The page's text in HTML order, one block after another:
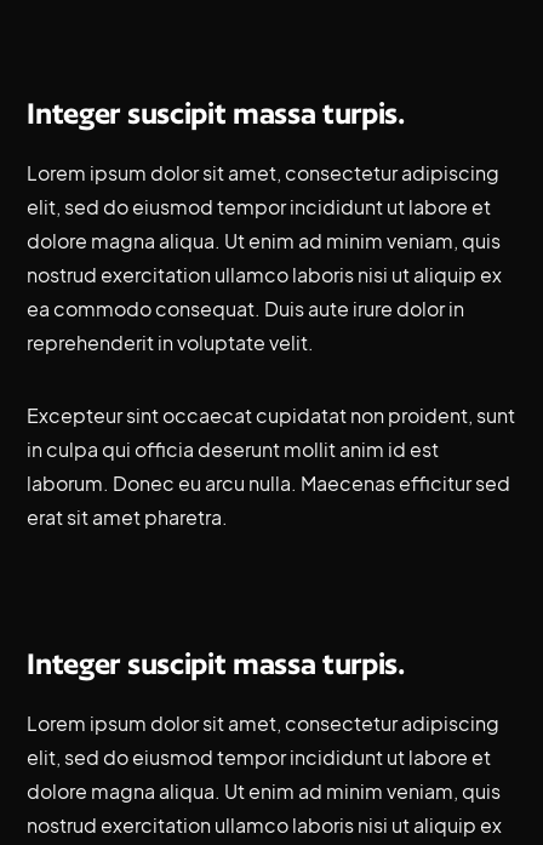
Integer suscipit massa turpis.
Lorem ipsum dolor sit amet, consectetur adipiscing
elit, sed do eiusmod tempor incididunt ut labore et
dolore magna aliqua. Ut enim ad minim veniam, quis
nostrud exercitation ullamco laboris nisi ut aliquip ex
ea commodo consequat. Duis aute irure dolor in
reprehenderit in voluptate velit.
Excepteur sint occaecat cupidatat non proident, sunt
in culpa qui officia deserunt mollit anim id est
laborum. Donec eu arcu nulla. Maecenas efficitur sed
erat sit amet pharetra.
Integer suscipit massa turpis.
Lorem ipsum dolor sit amet, consectetur adipiscing
elit, sed do eiusmod tempor incididunt ut labore et
dolore magna aliqua. Ut enim ad minim veniam, quis
nostrud exercitation ullamco laboris nisi ut aliquip ex